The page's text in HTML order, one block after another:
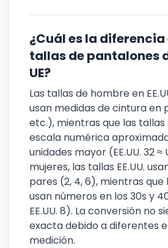
¿Cuál es la
tallas de pantalones
UE?
Las tallas de hombre en
usan medidas de cintura en
etc.), mientras que las tallas
escala numérica
unidades mayor (EE.UU. 32 ≈
mujeres, las tallas EE.UU.
pares (2, 4, 6), mientras que
usan números en los 30s y
EE.UU. 8). La conversión no
exacta debido a diferentes
medición.